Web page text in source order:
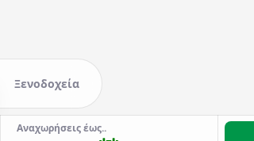
Ξενοδοχεία
Αναχωρήσεις έως..